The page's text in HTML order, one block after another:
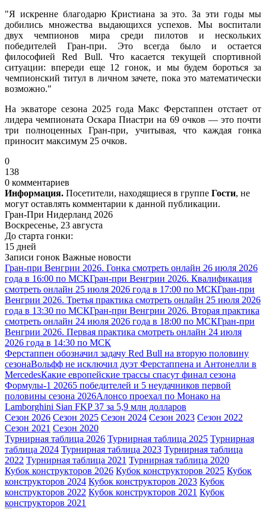
"Я искренне благодарю Кристиана за это. За эти годы мы
добились множества выдающихся успехов. Мы воспитали
двух чемпионов мира среди пилотов и нескольких
победителей Гран-при. Это всегда было и остается
философией Red Bull. Что касается текущей спортивной
ситуации: впереди еще 12 гонок, и мы будем бороться за
чемпионский титул в личном зачете, пока это математически
возможно."
На экваторе сезона 2025 года Макс Ферстаппен отстает от
лидера чемпионата Оскара Пиастри на 69 очков — это почти
три полноценных Гран-при, учитывая, что каждая гонка
приносит максимум 25 очков.
0
138
0 комментариев
Информация. Посетители, находящиеся в группе Гости, не
могут оставлять комментарии к данной публикации.
Гран-При Нидерланд 2026
Воскресенье, 23 августа
До старта гонки:
15 дней
Записи гонок Важные новости
Гран-при Венгрии 2026. Гонка смотреть онлайн 26 июля 2026
года в 16:00 по МСКГран-при Венгрии 2026. Квалификация
смотреть онлайн 25 июля 2026 года в 17:00 по МСКГран-при
Венгрии 2026. Третья практика смотреть онлайн 25 июля 2026
года в 13:30 по МСКГран-при Венгрии 2026. Вторая практика
смотреть онлайн 24 июля 2026 года в 18:00 по МСКГран-при
Венгрии 2026. Первая практика смотреть онлайн 24 июля
2026 года в 14:30 по МСК
Ферстаппен обозначил задачу Red Bull на вторую половину
сезонаВольфф не исключил дуэт Ферстаппена и Антонелли в
MercedesКакие европейские трассы спасут финал сезона
Формулы-1 20265 победителей и 5 неудачников первой
половины сезона 2026Алонсо проехал по Монако на
Lamborghini Sian FKP 37 за 5,9 млн долларов
Сезон 2026 Сезон 2025 Сезон 2024 Сезон 2023 Сезон 2022
Сезон 2021 Сезон 2020
Турнирная таблица 2026 Турнирная таблица 2025 Турнирная
таблица 2024 Турнирная таблица 2023 Турнирная таблица
2022 Турнирная таблица 2021 Турнирная таблица 2020
Кубок конструкторов 2026 Кубок конструкторов 2025 Кубок
конструкторов 2024 Кубок конструкторов 2023 Кубок
конструкторов 2022 Кубок конструкторов 2021 Кубок
конструкторов 2021